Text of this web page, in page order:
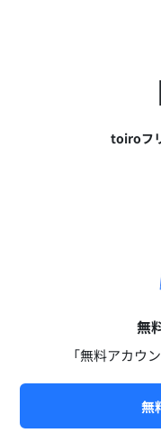
toiroフ
無
「無料アカウ
無